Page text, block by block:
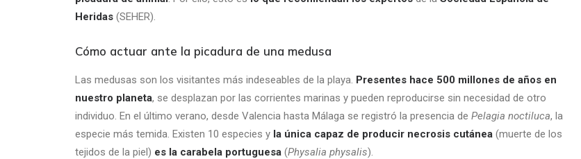
Heridas (SEHER).
Cómo actuar ante la picadura de una medusa
Las medusas son los visitantes más indeseables de la playa. Presentes hace 500 millones de años en
nuestro planeta, se desplazan por las corrientes marinas y pueden reproducirse sin necesidad de otro
individuo. En el último verano, desde Valencia hasta Málaga se registró la presencia de Pelagia noctiluca, la
especie más temida. Existen 10 especies y la única capaz de producir necrosis cutánea (muerte de los
tejidos de la piel) es la carabela portuguesa (Physalia physalis).